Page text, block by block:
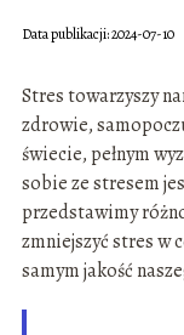
Data publikacji: 2024-07-10
Stres towarzyszy
zdrowie,
świecie, pełnym
sobie ze stresem
przedstawimy
zmniejszyć stres w
samym jakość